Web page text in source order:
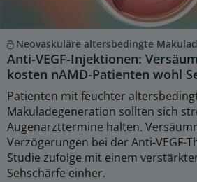
Neovaskuläre altersbedingte
Anti-VEGF-Injektionen:
kosten nAMD-Patienten wohl
Patienten mit feuchter
Makuladegeneration sollten sich
Augenarzttermine halten.
Verzögerungen bei der Anti-VEGF-
Studie zufolge mit einem
Sehschärfe einher.